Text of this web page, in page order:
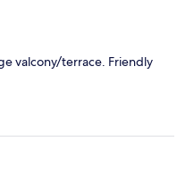
valcony/terrace. Friendly